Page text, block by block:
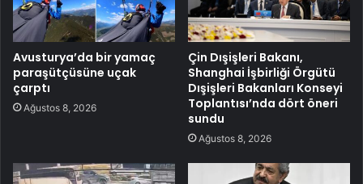
Avusturya’da bir yamaç
paraşütçüsüne uçak
çarptı
Ağustos 8, 2026
Çin Dışişleri Bakanı,
Shanghai İşbirliği Örgütü
Dışişleri Bakanları Konseyi
Toplantısı’nda dört öneri
sundu
Ağustos 8, 2026